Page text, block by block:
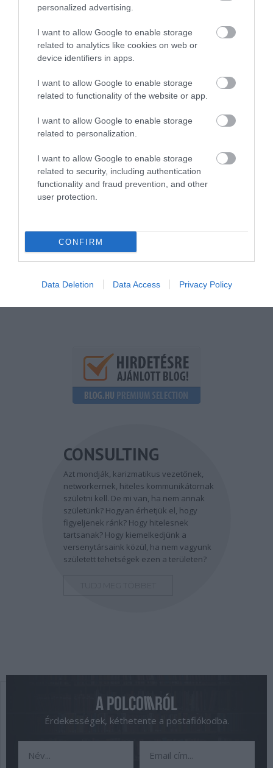
personalized advertising.
I want to allow Google to enable storage
related to analytics like cookies on web or
device identifiers in apps.
I want to allow Google to enable storage
related to functionality of the website or app.
I want to allow Google to enable storage
related to personalization.
I want to allow Google to enable storage
related to security, including authentication
functionality and fraud prevention, and other
user protection.
CONFIRM
Data Deletion Data Access Privacy Policy
kávés zsákon át, a műbőrig és az afrikai textilig tart a skála.
szabásminta nélkül dolgozom, ez nagy szabadságot ad. Végül,
de nem utolsó sorban, az egyéni megrendélesek
tulajdonképpen közös alkotási folyamatok. A megrendelővel
együtt alakítjuk ki a végleges formát, ha nem lehet
személyesen akkor emailen vagy sms-ben. Talán ezt
örömét. A legnagyobb siker pedig az, ha sajátjuknak érzik és
szeretik a végeredményt.
Alapok
Eszközök
Énmárka
CONSULTING
Azt mondják, karizmatikus vezetőnek,
networkernek, hiteles kommunikátornak
születni kell. De mi van, ha nem annak
születünk? Hogyan érhetjük el, hogy
figyeljenek ránk? Hogy hitelesnek
tartsanak? Hogy kiemelkedjünk a
versenytársaink közül, ha nem vagyunk
született tehetségek ezen a területen?
Érdekességek, kéthetente a postafiókodba.